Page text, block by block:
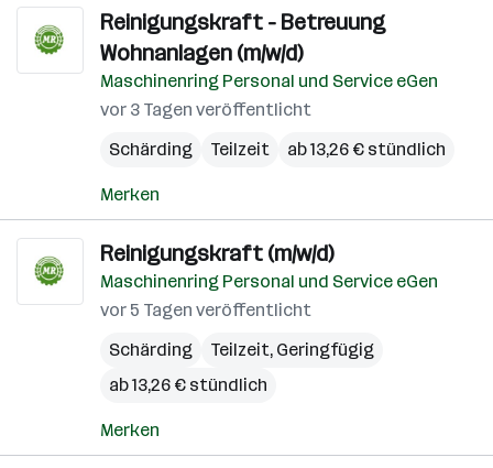
Reinigungskraft - Betreuung
Wohnanlagen (m/w/d)
Maschinenring Personal und Service eGen
vor 3 Tagen veröffentlicht
Schärding
Teilzeit ab 13,26 € stündlich
Merken
Reinigungskraft (m/w/d)
Maschinenring Personal und Service eGen
vor 5 Tagen veröffentlicht
Schärding
Teilzeit, Geringfügig
ab 13,26 € stündlich
Merken